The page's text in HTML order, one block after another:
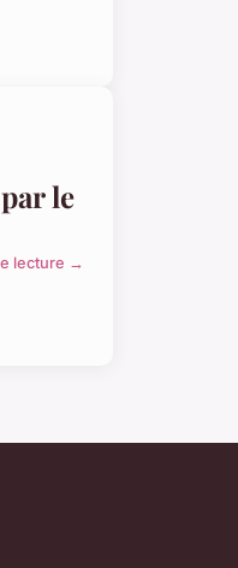
le
lecture →